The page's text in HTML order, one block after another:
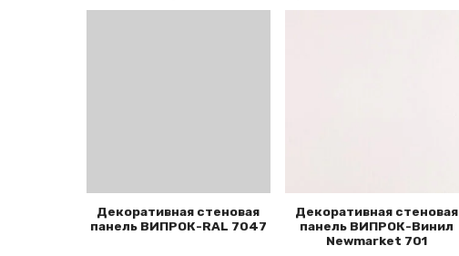
Декоративная стеновая
панель ВИПРОК-RAL 7047
Декоративная стеновая
панель ВИПРОК-Винил
Newmarket 701